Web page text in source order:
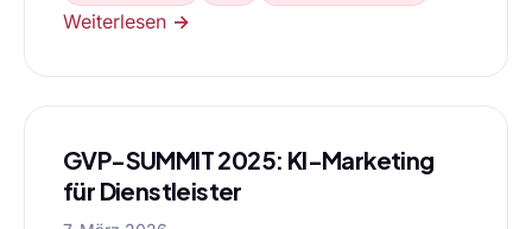
Weiterlesen →
GVP-SUMMIT 2025: KI-Marketing
für Dienstleister